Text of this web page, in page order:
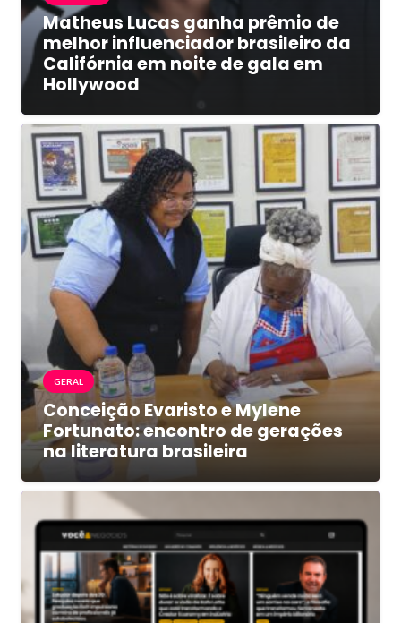
Matheus Lucas ganha prêmio de
melhor influenciador brasileiro da
Califórnia em noite de gala em
Hollywood
GERAL
Conceição Evaristo e Mylene
Fortunato: encontro de gerações
na literatura brasileira